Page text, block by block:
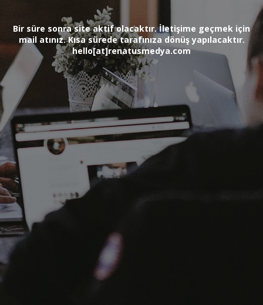
Bir süre sonra site aktif olacaktır. İletişime geçmek için
mail atınız. Kısa sürede tarafınıza dönüş yapılacaktır.
hello[at]renatusmedya.com